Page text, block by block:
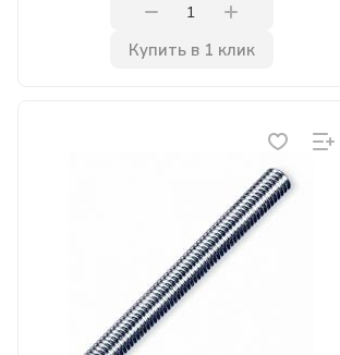
Купить в 1 клик